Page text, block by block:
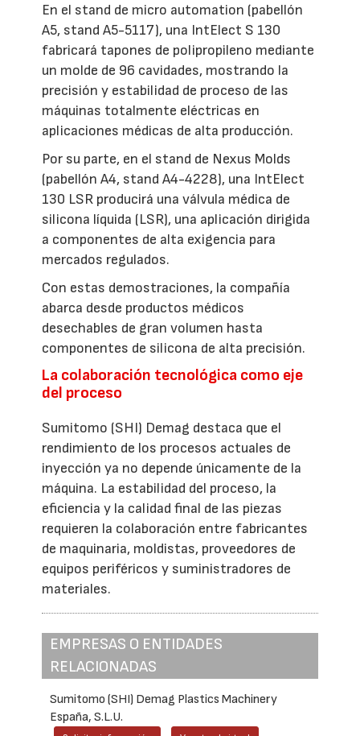
En el stand de micro automation (pabellón
A5, stand A5-5117), una IntElect S 130
fabricará tapones de polipropileno mediante
un molde de 96 cavidades, mostrando la
precisión y estabilidad de proceso de las
máquinas totalmente eléctricas en
aplicaciones médicas de alta producción.
Por su parte, en el stand de Nexus Molds
(pabellón A4, stand A4-4228), una IntElect
130 LSR producirá una válvula médica de
silicona líquida (LSR), una aplicación dirigida
a componentes de alta exigencia para
mercados regulados.
Con estas demostraciones, la compañía
abarca desde productos médicos
desechables de gran volumen hasta
componentes de silicona de alta precisión.
La colaboración tecnológica como eje
del proceso
Sumitomo (SHI) Demag destaca que el
rendimiento de los procesos actuales de
inyección ya no depende únicamente de la
máquina. La estabilidad del proceso, la
eficiencia y la calidad final de las piezas
requieren la colaboración entre fabricantes
de maquinaria, moldistas, proveedores de
equipos periféricos y suministradores de
materiales.
EMPRESAS O ENTIDADES
RELACIONADAS
Sumitomo (SHI) Demag Plastics Machinery
España, S.L.U.